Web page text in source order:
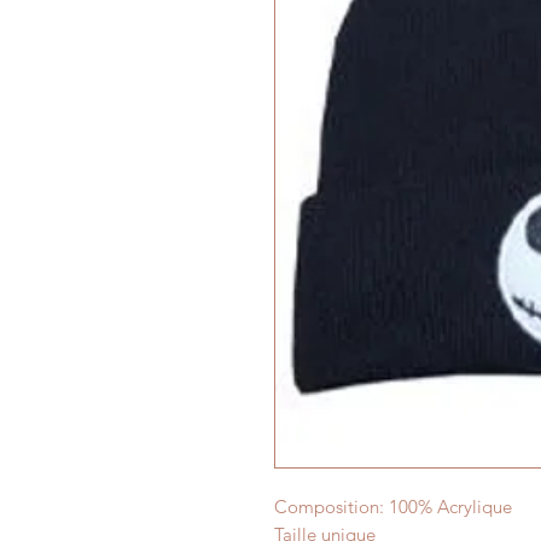
Composition: 100% Acrylique
Taille unique